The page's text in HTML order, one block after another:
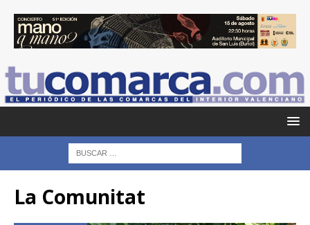
La Comunitat